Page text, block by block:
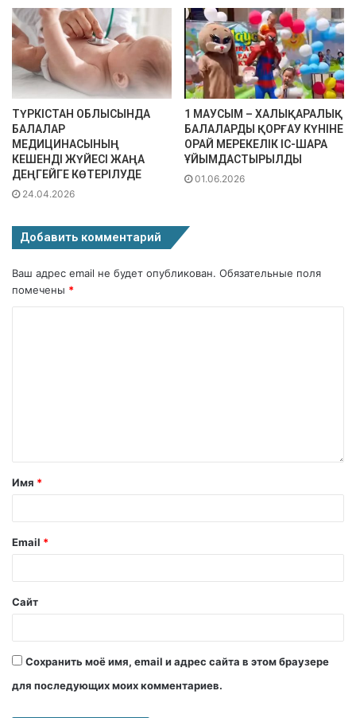
ТҮРКІСТАН ОБЛЫСЫНДА
БАЛАЛАР
МЕДИЦИНАСЫНЫҢ
КЕШЕНДІ ЖҮЙЕСІ ЖАҢА
ДЕҢГЕЙГЕ КӨТЕРІЛУДЕ
24.04.2026
1 МАУСЫМ – ХАЛЫҚАРАЛЫҚ
БАЛАЛАРДЫ ҚОРҒАУ КҮНІНЕ
ОРАЙ МЕРЕКЕЛІК ІС-ШАРА
ҰЙЫМДАСТЫРЫЛДЫ
01.06.2026
Добавить комментарий
Ваш адрес email не будет опубликован. Обязательные поля
помечены *
Имя *
Email *
Сайт
Сохранить моё имя, email и адрес сайта в этом браузере
для последующих моих комментариев.